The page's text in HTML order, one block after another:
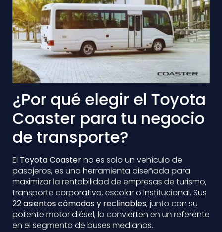
¿Por qué elegir el Toyota
Coaster para tu negocio
de transporte?
El Toyota Coasterno es solo un vehículo de
pasajeros, es una herramienta diseñada para
maximizar la rentabilidad de empresas de turismo,
transporte corporativo, escolar o institucional. Sus
22 asientos cómodos y reclinables, junto con su
potente motor diésel, lo convierten en un referente
en el segmento de buses medianos.